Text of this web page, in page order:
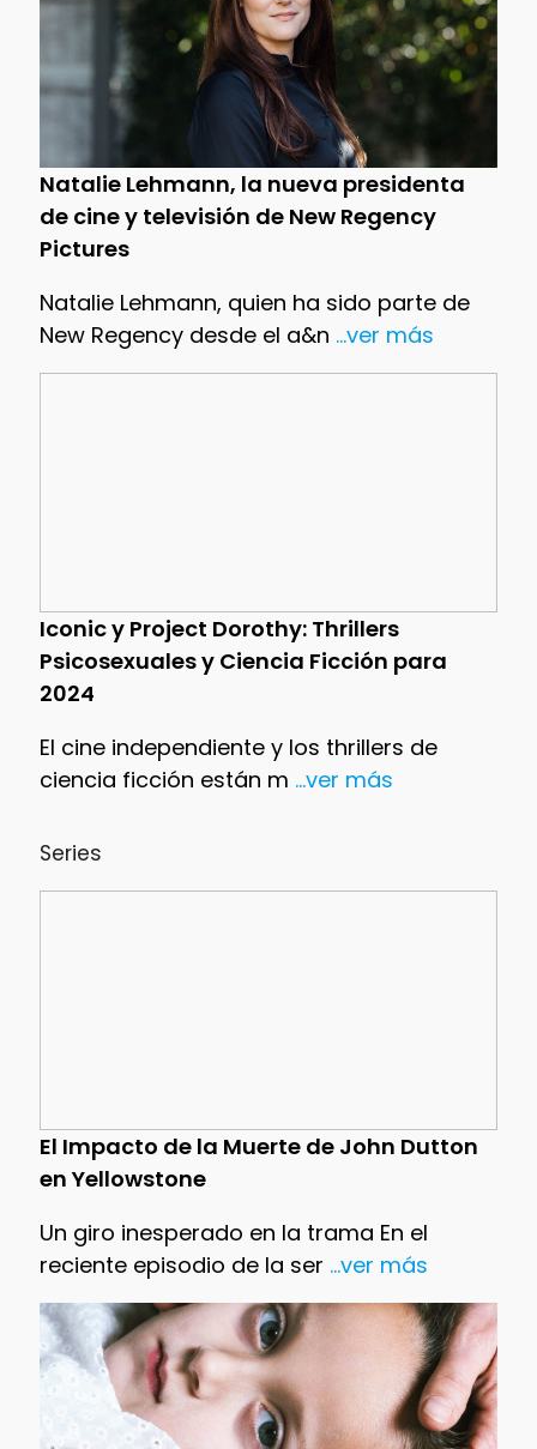
Natalie Lehmann, la nueva presidenta
de cine y televisión de New Regency
Pictures
Natalie Lehmann, quien ha sido parte de
New Regency desde el a&n ...ver más
Iconic y Project Dorothy: Thrillers
Psicosexuales y Ciencia Ficción para
2024
El cine independiente y los thrillers de
ciencia ficción están m ...ver más
Series
El Impacto de la Muerte de John Dutton
en Yellowstone
Un giro inesperado en la trama En el
reciente episodio de la ser ...ver más